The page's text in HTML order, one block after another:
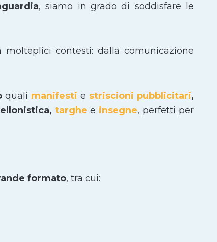
, siamo in grado di soddisfare le
contesti: dalla comunicazione
quali manifesti e striscioni pubblicitari,
targhee insegne, perfetti per
formato, tra cui: